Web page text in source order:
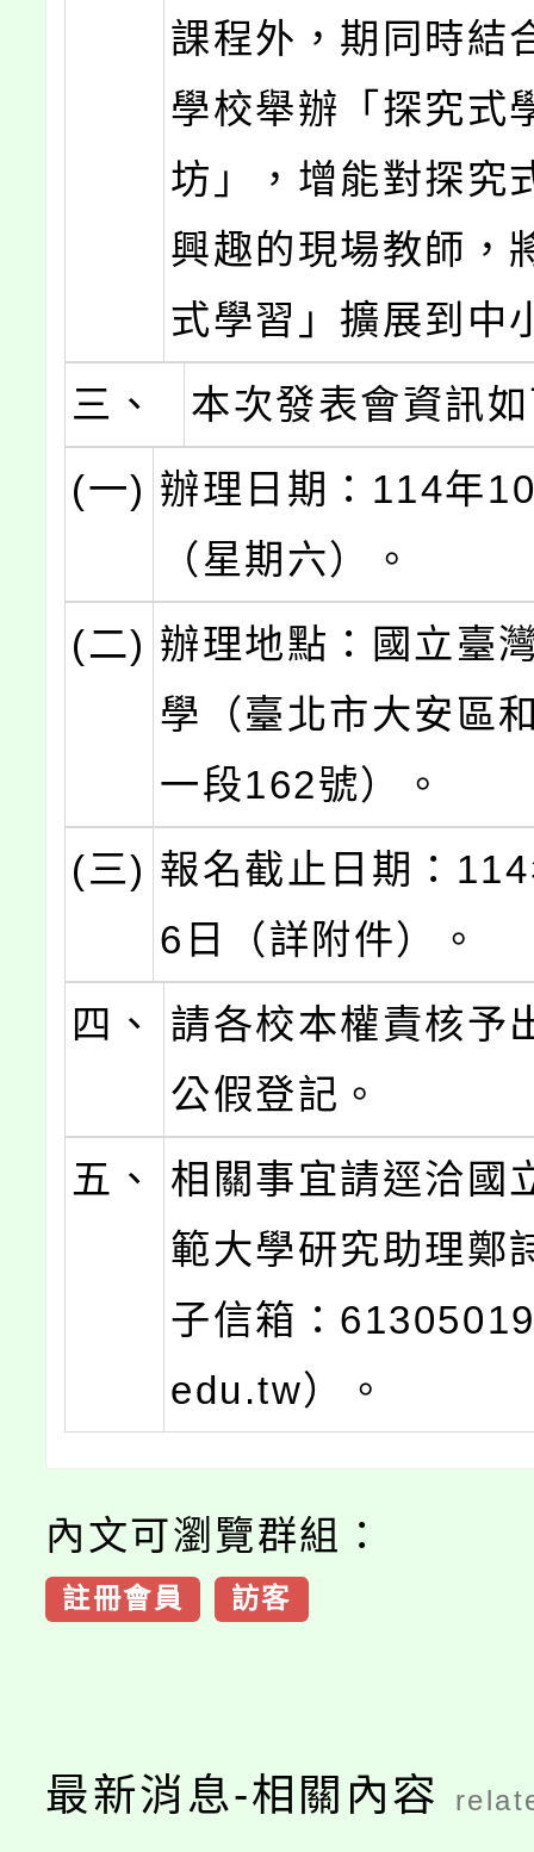
課程外，期同時結
學校舉辦「探究式
坊」，增能對探究
興趣的現場教師，
式學習」擴展到中
三、
本次發表會資訊
(一) 辦理日期：114年
（星期六）。
(二) 辦理地點：國立臺
學（臺北市大安區
一段162號）。
(三) 報名截止日期：
6日（詳附件）。
四、
請各校本權責核予
公假登記。
五、
相關事宜請逕洽國
範大學研究助理鄭
子信箱：
edu.tw）。
內文可瀏覽群組：
註冊會員 訪客
最新消息-相關內容